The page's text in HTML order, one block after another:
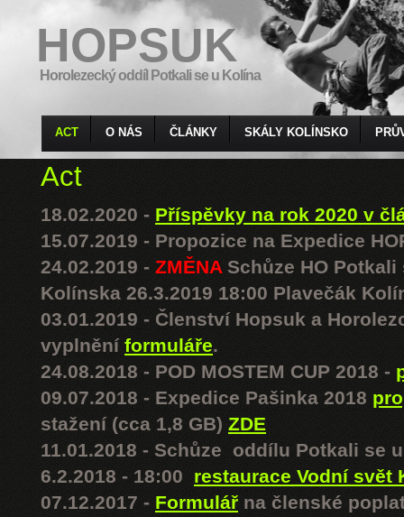
HOPSUK
Horolezecký oddíl Potkali se u Kolína
ACT O NÁS ČLÁNKY SKÁLY KOLÍNSKO
Act
18.02.2020 - Příspěvky na rok 2020 v
15.07.2019 - Propozice na Expedice
24.02.2019 - ZMĚNASchůze HO Potkali
Kolínska 26.3.2019 18:00 Plavečák
03.01.2019 - Členství Hopsuk a
vyplnění formuláře.
24.08.2018 - POD MOSTEM CUP 2018 -
09.07.2018 - Expedice Pašinka 2018
stažení (cca 1,8 GB) ZDE
11.01.2018 - Schůze oddílu Potkali se
6.2.2018 - 18:00 restaurace Vodní svět
07.12.2017 - Formulář na členské